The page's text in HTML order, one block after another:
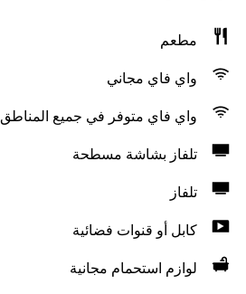
مطعم
واي فاي مجاني
واي فاي متوفر في جميع المناطق
تلفاز بشاشة مسطحة
تلفاز
كابل أو قنوات فضائية
لوازم استحمام مجانية